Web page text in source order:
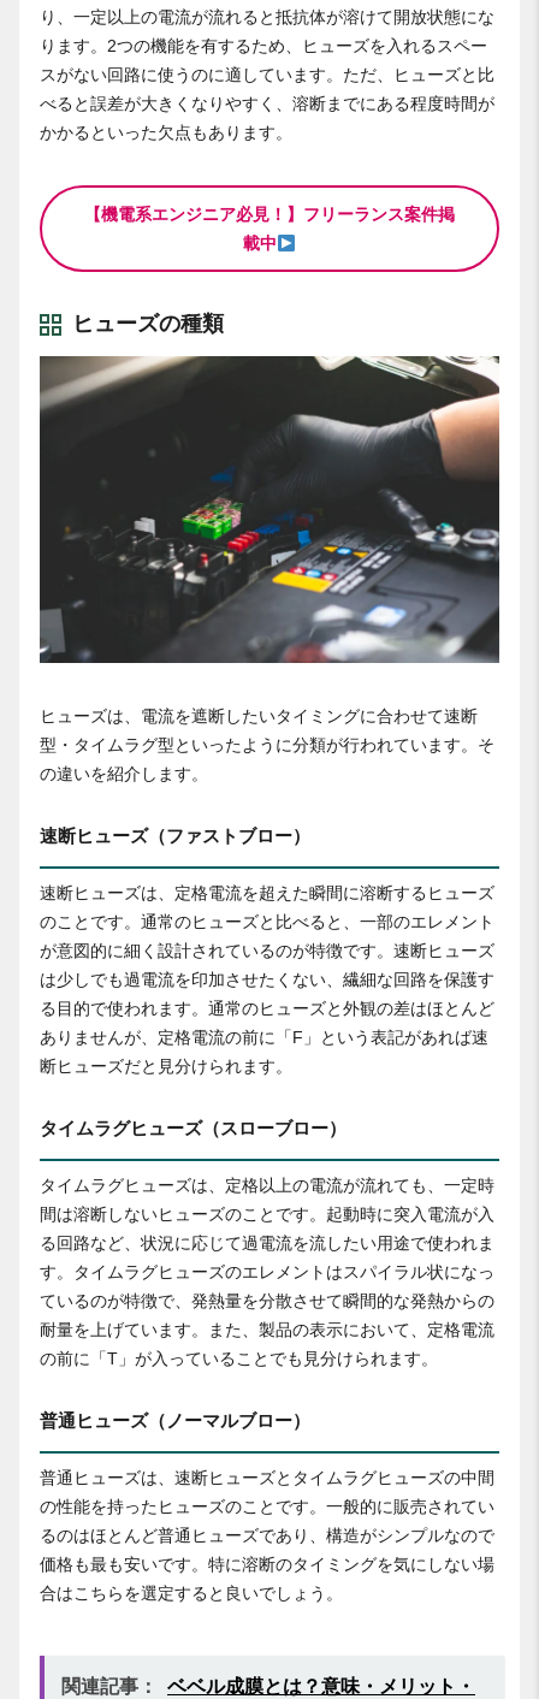
り、一定以上の電流が流れると抵抗体が溶けて開放状態にな
ります。2つの機能を有するため、ヒューズを入れるスペー
スがない回路に使うのに適しています。ただ、ヒューズと比
べると誤差が大きくなりやすく、溶断までにある程度時間が
かかるといった欠点もあります。
【機電系エンジニア必見！】フリーランス案件掲
載中
ヒューズの種類
ヒューズは、電流を遮断したいタイミングに合わせて速断
型・タイムラグ型といったように分類が行われています。そ
の違いを紹介します。
速断ヒューズ（ファストブロー）
速断ヒューズは、定格電流を超えた瞬間に溶断するヒューズ
のことです。通常のヒューズと比べると、一部のエレメント
が意図的に細く設計されているのが特徴です。速断ヒューズ
は少しでも過電流を印加させたくない、繊細な回路を保護す
る目的で使われます。通常のヒューズと外観の差はほとんど
ありませんが、定格電流の前に「F」という表記があれば速
断ヒューズだと見分けられます。
タイムラグヒューズ（スローブロー）
タイムラグヒューズは、定格以上の電流が流れても、一定時
間は溶断しないヒューズのことです。起動時に突入電流が入
る回路など、状況に応じて過電流を流したい用途で使われま
す。タイムラグヒューズのエレメントはスパイラル状になっ
ているのが特徴で、発熱量を分散させて瞬間的な発熱からの
耐量を上げています。また、製品の表示において、定格電流
の前に「T」が入っていることでも見分けられます。
普通ヒューズ（ノーマルブロー）
普通ヒューズは、速断ヒューズとタイムラグヒューズの中間
の性能を持ったヒューズのことです。一般的に販売されてい
るのはほとんど普通ヒューズであり、構造がシンプルなので
価格も最も安いです。特に溶断のタイミングを気にしない場
合はこちらを選定すると良いでしょう。
関連記事： ベベル成膜とは？意味・メリット・